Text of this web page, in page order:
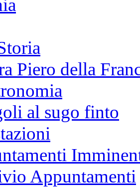
Piero della
al sugo finto
Appuntamenti